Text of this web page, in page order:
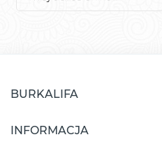
BURKALIFA
INFORMACJA